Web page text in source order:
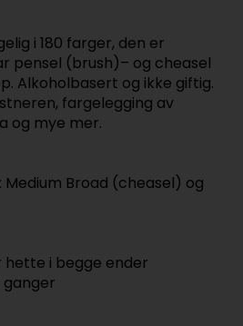
i 180 farger, den er
pensel (brush)– og cheasel
Alkoholbasert og ikke giftig.
fargelegging av
og mye mer.
Broad (cheasel) og
i begge ender
ganger